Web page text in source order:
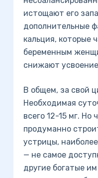
истощают его
дополнительные
кальция, которые
беременным
снижают
В общем, за свой
Необходимая
всего 12-15 мг. Но
продуманно
устрицы,
— не самое
другие богатые